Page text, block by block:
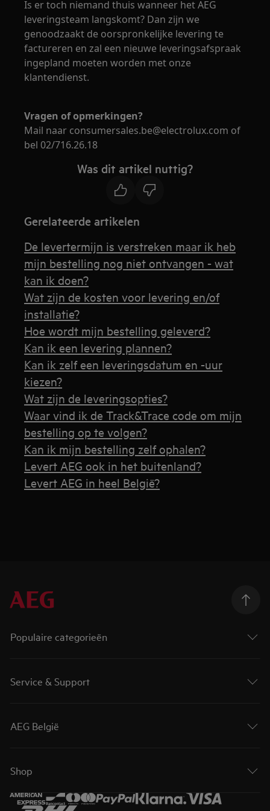
Is er toch niemand thuis wanneer het AEG
leveringsteam langskomt? Dan zijn we
genoodzaakt de oorspronkelijke levering te
factureren en zal een nieuwe leveringsafspraak
ingepland moeten worden met onze
klantendienst.
Vragen of opmerkingen?
Mail naar consumersales.be@electrolux.com of
bel 02/716.26.18
Was dit artikel nuttig?
Gerelateerde artikelen
De levertermijn is verstreken maar ik heb
mijn bestelling nog niet ontvangen - wat
kan ik doen?
Wat zijn de kosten voor levering en/of
installatie?
Hoe wordt mijn bestelling geleverd?
Kan ik een levering plannen?
Kan ik zelf een leveringsdatum en -uur
kiezen?
Wat zijn de leveringsopties?
Waar vind ik de Track&Trace code om mijn
bestelling op te volgen?
Kan ik mijn bestelling zelf ophalen?
Levert AEG ook in het buitenland?
Levert AEG in heel België?
Populaire categorieën
Service & Support
AEG België
Shop